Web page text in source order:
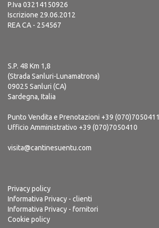
P.Iva 03214150926
Iscrizione 29.06.2012
REA CA - 254567
S.P. 48 Km 1,8
(Strada Sanluri-Lunamatrona)
09025 Sanluri (CA)
Sardegna, Italia
Punto Vendita e Prenotazioni +39 (070)7050411
Ufficio Amministrativo +39 (070)7050410
visita@cantinesuentu.com
Privacy policy
Informativa Privacy - clienti
Informativa Privacy - fornitori
Cookie policy